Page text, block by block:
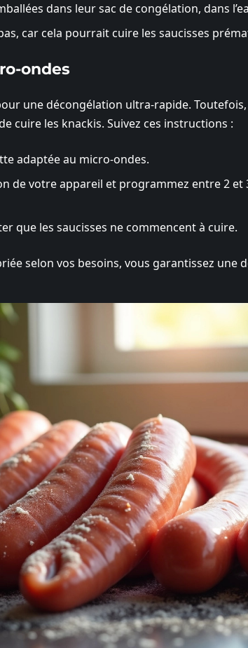
dans leur sac de congélation, dans
car cela pourrait cuire les saucisses
ondes
une décongélation ultra-rapide.
cuire les knackis. Suivez ces instructions :
adaptée au micro-ondes.
de votre appareil et programmez entre 2 et
que les saucisses ne commencent à cuire.
selon vos besoins, vous garantissez une